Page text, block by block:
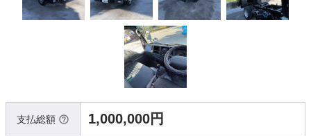
支払総額 1,000,000円